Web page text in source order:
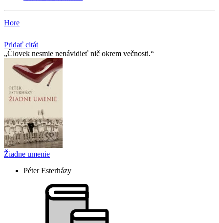
Hore
Pridať citát
Človek nesmie nenávidieť nič okrem večnosti.
Žiadne umenie
Péter Esterházy